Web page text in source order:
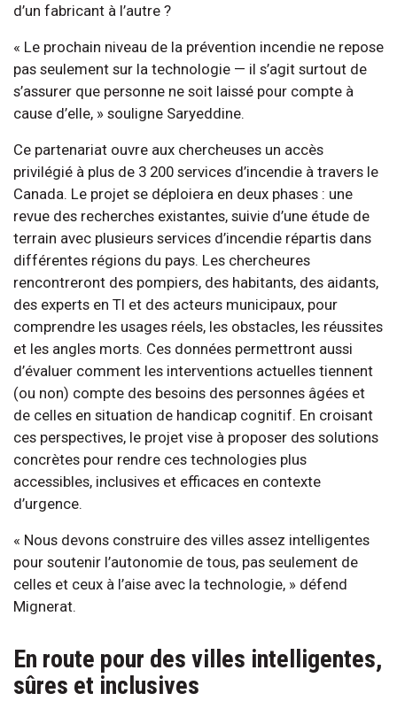
d’un fabricant à l’autre ?
« Le prochain niveau de la prévention incendie ne repose
pas seulement sur la technologie — il s’agit surtout de
s’assurer que personne ne soit laissé pour compte à
cause d’elle, » souligne Saryeddine.
Ce partenariat ouvre aux chercheuses un accès
privilégié à plus de 3 200 services d’incendie à travers le
Canada. Le projet se déploiera en deux phases : une
revue des recherches existantes, suivie d’une étude de
terrain avec plusieurs services d’incendie répartis dans
différentes régions du pays. Les chercheures
rencontreront des pompiers, des habitants, des aidants,
des experts en TI et des acteurs municipaux, pour
comprendre les usages réels, les obstacles, les réussites
et les angles morts. Ces données permettront aussi
d’évaluer comment les interventions actuelles tiennent
(ou non) compte des besoins des personnes âgées et
de celles en situation de handicap cognitif. En croisant
ces perspectives, le projet vise à proposer des solutions
concrètes pour rendre ces technologies plus
accessibles, inclusives et efficaces en contexte
d’urgence.
« Nous devons construire des villes assez intelligentes
pour soutenir l’autonomie de tous, pas seulement de
celles et ceux à l’aise avec la technologie, » défend
Mignerat.
En route pour des villes intelligentes,
sûres et inclusives